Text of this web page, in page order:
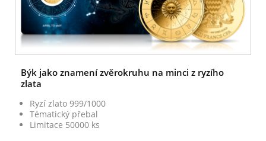
Býk jako znamení zvěrokruhu na minci z ryzího
zlata
Ryzí zlato 999/1000
Tématický přebal
Limitace 50000 ks